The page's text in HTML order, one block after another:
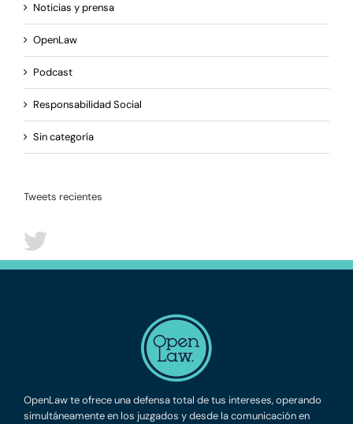
Noticias y prensa
OpenLaw
Podcast
Responsabilidad Social
Sin categoría
Tweets recientes
OpenLaw te ofrece una defensa total de tus intereses, operando
simultáneamente en los juzgados y desde la comunicación en